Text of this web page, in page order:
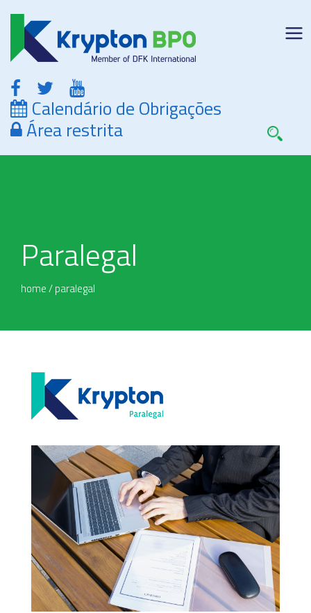
Calendário de Obrigações
Área restrita
Paralegal
home/paralegal